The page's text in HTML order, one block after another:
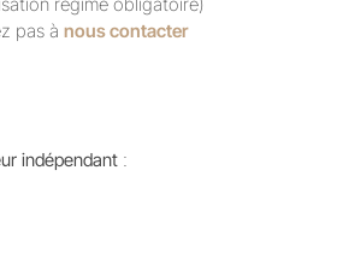
pas à nous contacter
indépendant :